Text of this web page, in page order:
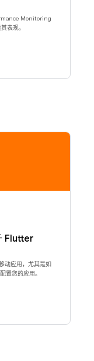
Monitoring
表现。
Flutter
动应用，尤其是如
置您的应用。